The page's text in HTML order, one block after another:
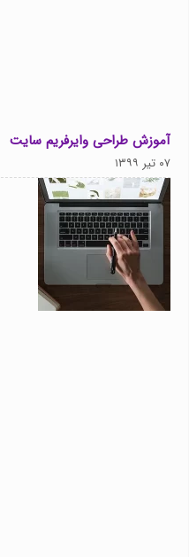
آموزش طراحی وایرفریم سایت
۰۷ تیر ۱۳۹۹